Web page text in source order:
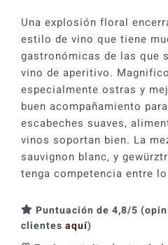
Una explosión floral
estilo de vino que tiene
gastronómicas de las que
vino de aperitivo.
especialmente ostras y
buen acompañamiento
escabeches suaves,
vinos soportan bien. La
sauvignon blanc, y
tenga competencia entre
Puntuación de 4,8/5
clientes aquí)